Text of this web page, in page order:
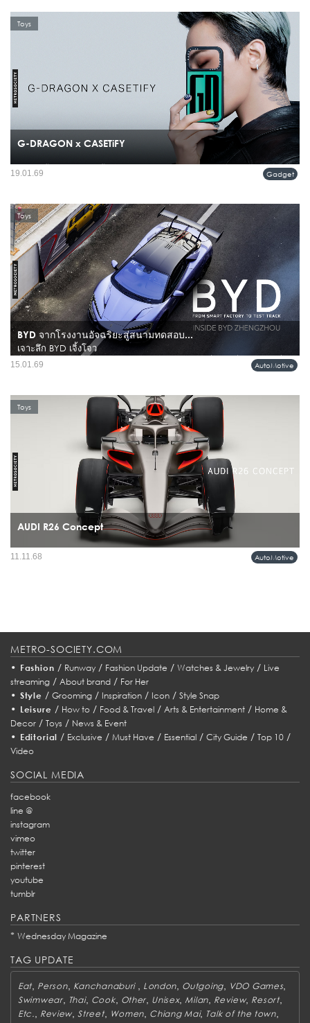
G-DRAGON x CASETiFY
การแต่งตั้ง G-DRAGON ขึ้นเป็น Global iCON คนแรกของ CASETiFY ไม่ใช่แค่การ
ร่วมงานกับศิลปินชื่อดัง แต่คือการประกาศจุดยืนของแบรนด์ไลฟ์สไตล์ระดับโลก ที่
Toys
Gadget
19.01.69
BYD จากโรงงานอัจฉริยะสู่สนามทดสอบ...
เจาะลึก BYD เจิ้งโจว
ชื่อของ BYD ในวันนี้ ไม่ได้หมายถึงแค่แบรนด์รถยนต์ไฟฟ้าที่มาแรงที่สุดแบรนด์หนึ่ง
ของโลก แต่คือภาพแทนของ “วิธีคิดใหม่” ในอุตสาหกรรมยานยนต์ ตั้งแต่การผลิต
Toys
AutoMotive
15.01.69
AUDI R26 Concept
การเผยโฉม R26 Concept คือสัญญาณชัดเจนว่า Audi กำลังก้าวเข้าสู่ Formula 1
Toys
AutoMotive
11.11.68
METRO-SOCIETY.COM
• Fashion / Runway/ Fashion Update / Watches & Jewelry/ Live
streaming / About brand / For Her
• Style / Grooming/ Inspiration/ Icon/ Style Snap
• Leisure / How to/ Food & Travel/ Arts & Entertainment/ Home &
Decor / Toys / News & Event
• Editorial / Exclusive /Must Have / Essential /City Guide /Top 10 /
Video
SOCIAL MEDIA
facebook
line @
instagram
vimeo
twitter
pinterest
youtube
tumblr
PARTNERS
* Wednesday Magazine
TAG UPDATE
Eat Person, Kanchanaburi London Outgoing, VDO Games,
Swimwear, Thai, Cook, Other Unisex, Milan Review, Resort,
Etc. Review,Street, Women Chiang Mai, Talk of the town,